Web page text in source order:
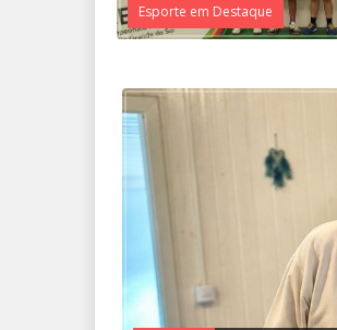
Esporte em Destaque